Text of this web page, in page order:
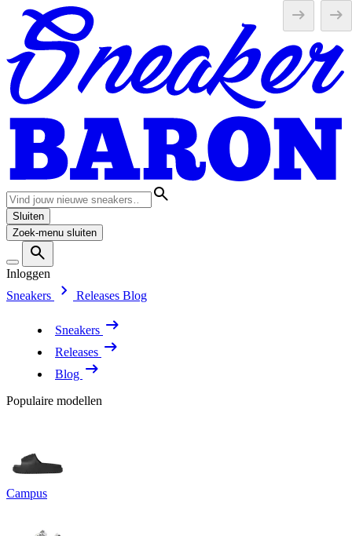
Sluiten
Zoek-menu sluiten
Inloggen
Sneakers
Releases Blog
Sneakers
Releases
Blog
Populaire modellen
Campus